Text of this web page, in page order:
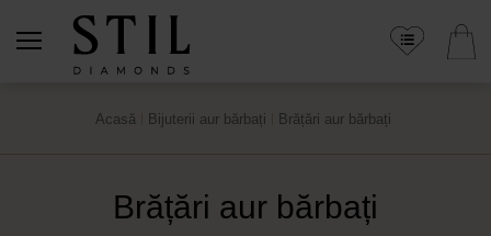
Acasă Bijuterii aur bărbați Brățări aur bărbați
Brățări aur bărbați